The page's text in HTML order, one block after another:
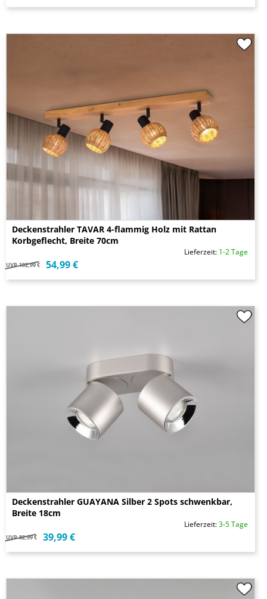
Deckenstrahler TAVAR 4-flammig Holz mit Rattan
Korbgeflecht, Breite 70cm
Lieferzeit: 1-2 Tage
UVP 102,99 € 54,99 €
Deckenstrahler GUAYANA Silber 2 Spots schwenkbar,
Breite 18cm
Lieferzeit:3-5 Tage
UVP 82,99 € 39,99 €